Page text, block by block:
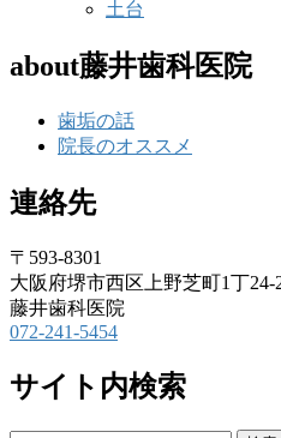
土台
about藤井歯科医院
歯垢の話
院長のオススメ
連絡先
〒593-8301
大阪府堺市西区上野芝町1丁24-
藤井歯科医院
072-241-5454
サイト内検索